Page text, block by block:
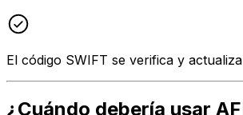
El código SWIFT se verifica y
¿Cuándo debería usar